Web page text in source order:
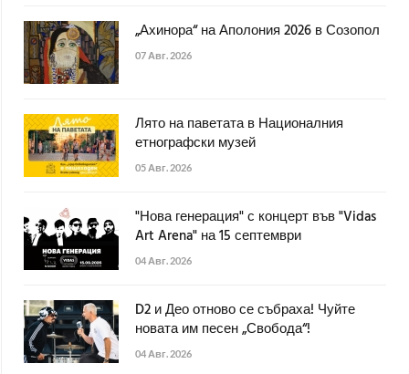
„Ахинора“ на Аполония 2026 в Созопол
07 Авг. 2026
Лято на паветата в Националния
етнографски музей
05 Авг. 2026
"Нова генерация" с концерт във "Vidas
Art Arena" на 15 септември
04 Авг. 2026
D2 и Део отново се събраха! Чуйте
новата им песен „Свобода“!
04 Авг. 2026